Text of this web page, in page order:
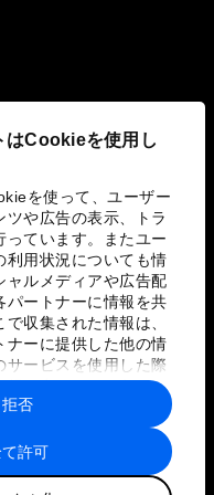
はCookieを使用し
を使って、ユーザー
ツや広告の表示、トラ
っています。またユー
利用状況についても情
ャルメディアや広告配
パートナーに情報を共
収集された情報は、
ナーに提供した他の情
サービスを使用した際
組み合わされ、各パー
れることがありま
許可
拒否
と利用規約
プ